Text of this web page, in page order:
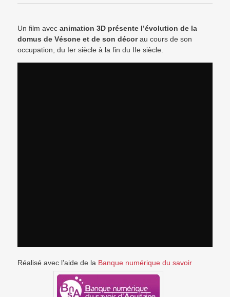
Un film avec animation 3D présente l’évolution de la
domus de Vésone et de son décorau cours de son
occupation, du Ier siècle à la fin du IIe siècle.
Réalisé avec l’aide de la Banque numérique du savoir